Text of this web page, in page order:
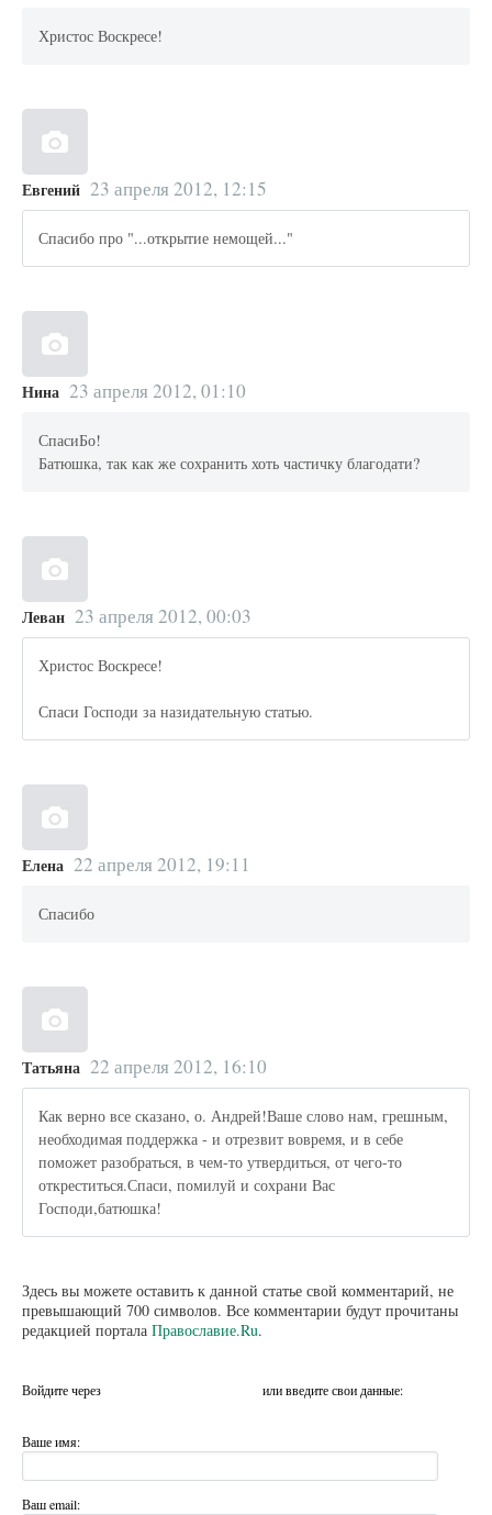
Христос Воскресе!
Евгений 23 апреля 2012, 12:15
Спасибо про "...открытие немощей..."
Нина 23 апреля 2012, 01:10
СпасиБо!
Батюшка, так как же сохранить хоть частичку благодати?
Леван 23 апреля 2012, 00:03
Христос Воскресе!
Спаси Господи за назидательную статью.
Елена 22 апреля 2012, 19:11
Спасибо
Татьяна 22 апреля 2012, 16:10
Как верно все сказано, о. Андрей!Ваше слово нам, грешным,
необходимая поддержка - и отрезвит вовремя, и в себе
поможет разобраться, в чем-то утвердиться, от чего-то
откреститься.Спаси, помилуй и сохрани Вас
Господи,батюшка!
Здесь вы можете оставить к данной статье свой комментарий, не
превышающий 700 символов. Все комментарии будут прочитаны
редакцией портала Православие.Ru.
Войдите через или введите свои данные:
Ваше имя:
Ваш email: